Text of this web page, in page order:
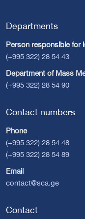
Departments
Person responsible for
(+995 322) 28 54 43
Department of Mass
(+995 322) 28 54 90
Contact numbers
Phone
(+995 322) 28 54 48
(+995 322) 28 54 89
Email
contact@sca.ge
Contact